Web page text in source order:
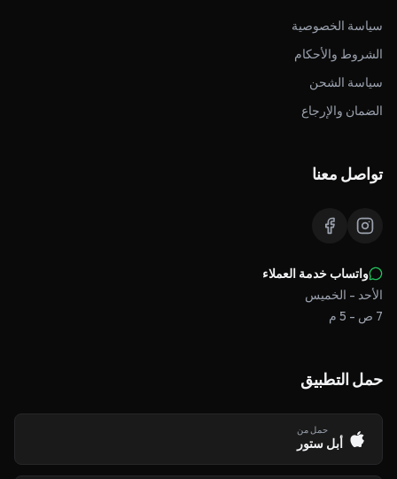
سياسة الخصوصية
الشروط والأحكام
سياسة الشحن
الضمان والإرجاع
تواصل معنا
واتساب خدمة العملاء
الأحد - الخميس
7 ص - 5 م
حمل التطبيق
حمل من
أبل ستور